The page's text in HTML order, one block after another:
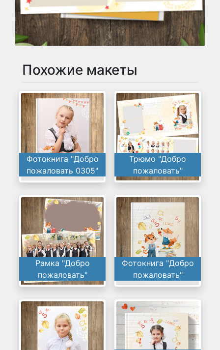
Похожие макеты
Фотокнига "Добро
пожаловать 0305"
Трюмо "Добро
пожаловать"
Рамка "Добро
пожаловать"
Фотокнига "Добро
пожаловать"